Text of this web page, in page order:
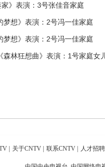
》表演：3号张佳音家庭
想》表演：2号冯一佳家庭
想》表演：2号冯一佳家庭
林狂想曲》表演：1号家庭女
| 关于CNTV | 联系CNTV | 人才招聘